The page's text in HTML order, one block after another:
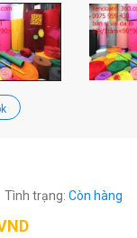
Tình trạng: Còn hàng